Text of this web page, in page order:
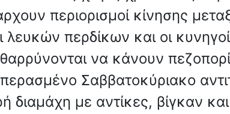
περιορισμοί κίνησης
λευκών περδίκων και οι
να κάνουν
Σαββατοκύριακο
διαμάχη με αντίκες, βίγκαν